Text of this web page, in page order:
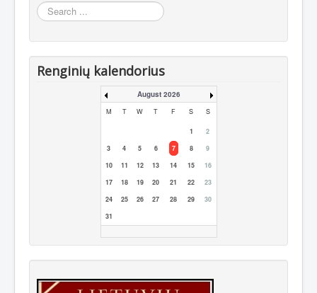
Search
...
Renginių kalendorius
August 2026
M T W T F S S
1
2
3
4 5 6 7 8
9
10
11 12 13 14 15
16
17
18 19 20 21 22
23
24
25 26 27 28 29
30
31